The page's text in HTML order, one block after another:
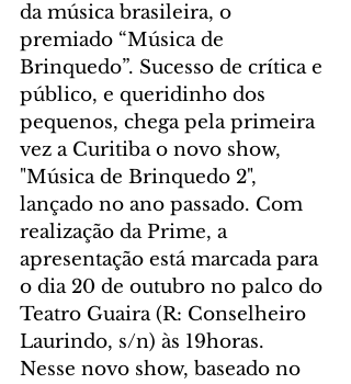
da música brasileira, o
premiado “Música de
Brinquedo”. Sucesso de crítica e
público, e queridinho dos
pequenos, chega pela primeira
vez a Curitiba o novo show,
"Música de Brinquedo 2",
lançado no ano passado. Com
realização da Prime, a
apresentação está marcada para
o dia 20 de outubro no palco do
Teatro Guaira (R: Conselheiro
Laurindo, s/n) às 19horas.
Nesse novo show, baseado no